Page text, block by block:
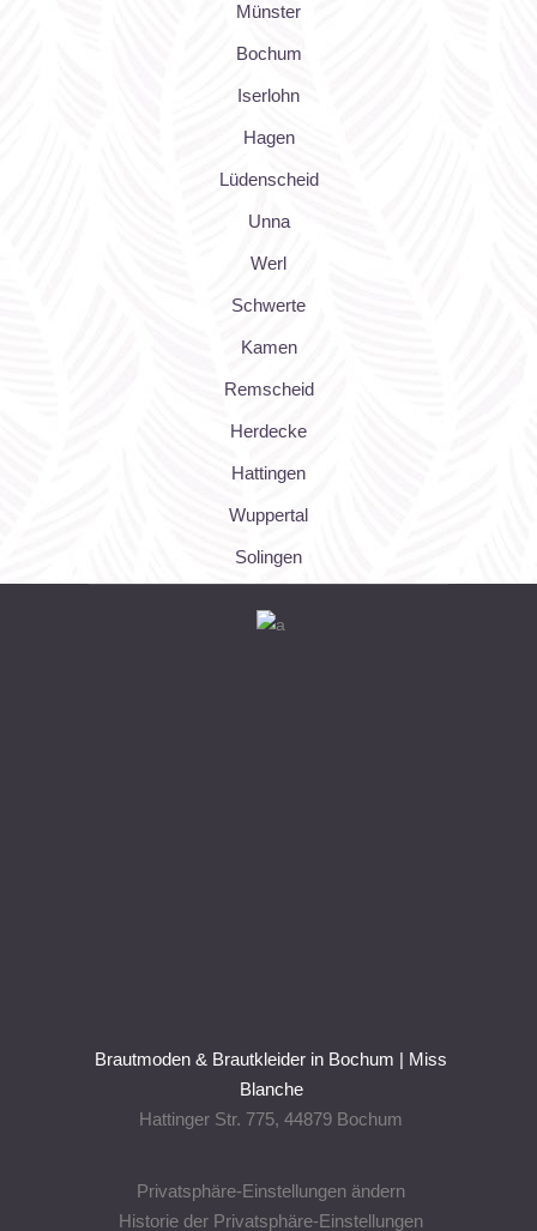
Münster
Bochum
Iserlohn
Hagen
Lüdenscheid
Unna
Werl
Schwerte
Kamen
Remscheid
Herdecke
Hattingen
Wuppertal
Solingen
Brautmoden & Brautkleider in Bochum | Miss
Blanche
Hattinger Str. 775, 44879 Bochum
Privatsphäre-Einstellungen ändern
Historie der Privatsphäre-Einstellungen